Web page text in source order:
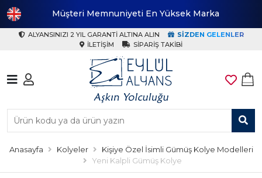
Müşteri Memnuniyeti En Yüksek Marka
ALYANSINIZI 2 YIL GARANTI ALTINA ALIN
SIZDEN GELENLER
İLETIŞIM
SIPARIŞ TAKIBI
Anasayfa Kolyeler
Kişiye Özel İsimli Gümüş Kolye Modelleri
Yeni Kalpli Gümüş Kolye